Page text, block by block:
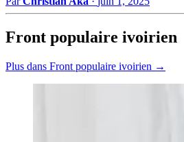
Front populaire ivoirien
Plus dans Front populaire ivoirien →